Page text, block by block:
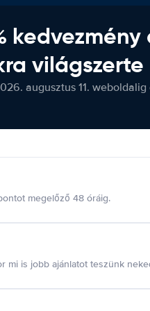
kedvezmény
világszerte
augusztus 11.
megelőző 48 óráig.
mi is jobb ajánlatot teszünk